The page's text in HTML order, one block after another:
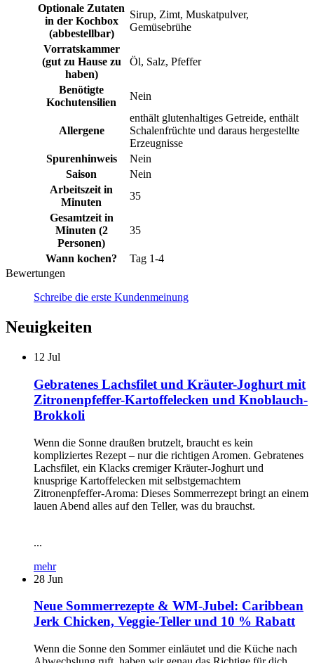
Optionale Zutaten
in der Kochbox
(abbestellbar)
Sirup, Zimt, Muskatpulver,
Gemüsebrühe
Vorratskammer
(gut zu Hause zu
haben)
Öl, Salz, Pfeffer
Benötigte
Kochutensilien
Nein
Allergene
enthält glutenhaltiges Getreide, enthält
Schalenfrüchte und daraus hergestellte
Erzeugnisse
Spurenhinweis
Nein
Saison
Nein
Arbeitszeit in
Minuten
35
Gesamtzeit in
Minuten (2
Personen)
35
Wann kochen?
Tag 1-4
Bewertungen
Schreibe die erste Kundenmeinung
Neuigkeiten
12 Jul
Gebratenes Lachsfilet und Kräuter-Joghurt mit
Zitronenpfeffer-Kartoffelecken und Knoblauch-
Brokkoli
Wenn die Sonne draußen brutzelt, braucht es kein
kompliziertes Rezept – nur die richtigen Aromen. Gebratenes
Lachsfilet, ein Klacks cremiger Kräuter-Joghurt und
knusprige Kartoffelecken mit selbstgemachtem
Zitronenpfeffer-Aroma: Dieses Sommerrezept bringt an einem
lauen Abend alles auf den Teller, was du brauchst.
...
mehr
28 Jun
Neue Sommerrezepte & WM-Jubel: Caribbean
Jerk Chicken, Veggie-Teller und 10 % Rabatt
Wenn die Sonne den Sommer einläutet und die Küche nach